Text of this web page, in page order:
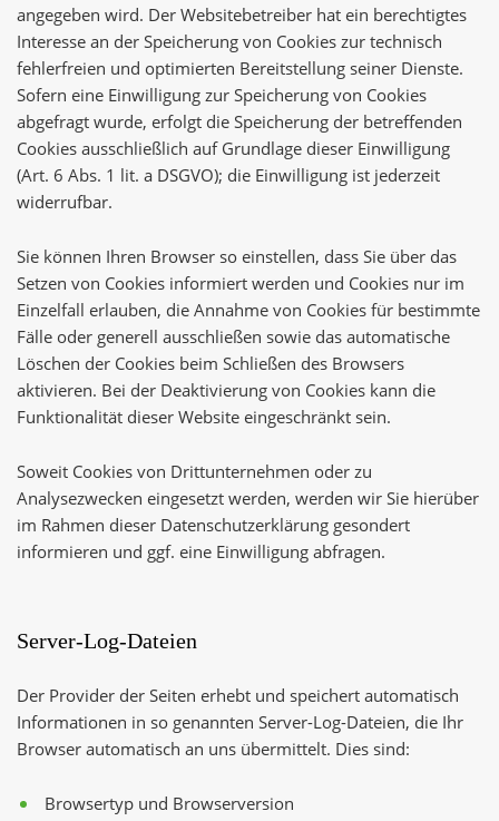
angegeben wird. Der Websitebetreiber hat ein berechtigtes
Interesse an der Speicherung von Cookies zur technisch
fehlerfreien und optimierten Bereitstellung seiner Dienste.
Sofern eine Einwilligung zur Speicherung von Cookies
abgefragt wurde, erfolgt die Speicherung der betreffenden
Cookies ausschließlich auf Grundlage dieser Einwilligung
(Art. 6 Abs. 1 lit. a DSGVO); die Einwilligung ist jederzeit
widerrufbar.
Sie können Ihren Browser so einstellen, dass Sie über das
Setzen von Cookies informiert werden und Cookies nur im
Einzelfall erlauben, die Annahme von Cookies für bestimmte
Fälle oder generell ausschließen sowie das automatische
Löschen der Cookies beim Schließen des Browsers
aktivieren. Bei der Deaktivierung von Cookies kann die
Funktionalität dieser Website eingeschränkt sein.
Soweit Cookies von Drittunternehmen oder zu
Analysezwecken eingesetzt werden, werden wir Sie hierüber
im Rahmen dieser Datenschutzerklärung gesondert
informieren und ggf. eine Einwilligung abfragen.
Server-Log-Dateien
Der Provider der Seiten erhebt und speichert automatisch
Informationen in so genannten Server-Log-Dateien, die Ihr
Browser automatisch an uns übermittelt. Dies sind:
Browsertyp und Browserversion